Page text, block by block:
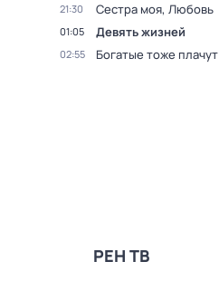
21:30 Сестра моя, Любовь
01:05 Девять жизней
02:55 Богатые тоже плачут
РЕН ТВ